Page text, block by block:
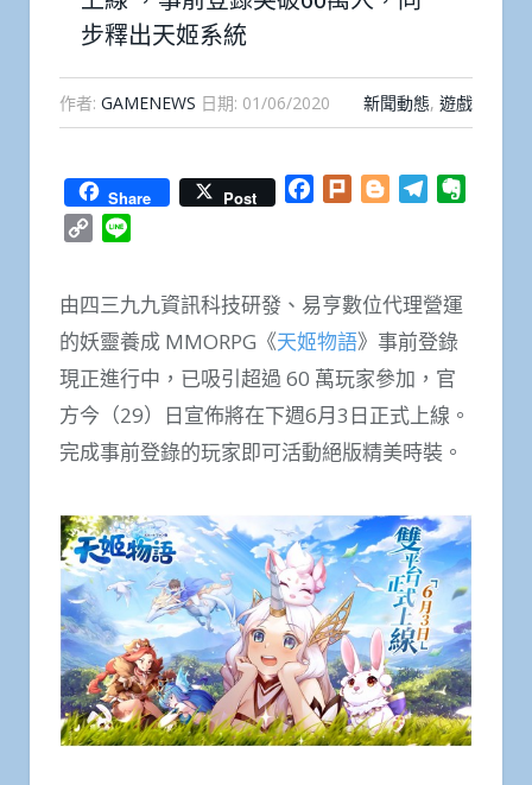
步釋出天姬系統
作者: GAMENEWS 日期: 01/06/2020 新聞動態, 遊戲
Share Post Facebook
Plurk BloggerTelegram
Copy
由四三九九資訊科技研發、易亨數位代理營運
的妖靈養成 MMORPG《天姬物語》事前登錄
現正進行中，已吸引超過 60 萬玩家參加，官
方今（29）日宣佈將在下週6月3日正式上線。
完成事前登錄的玩家即可活動絕版精美時裝。